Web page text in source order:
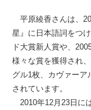
平原綾香さんは、
星』に日本語詞をつ
ド大賞新人賞や、
様々な賞を獲得され
グル1枚、カヴァーア
されています。
2010年12月23日に